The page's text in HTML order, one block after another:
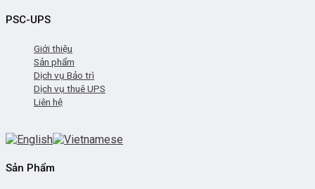
PSC-UPS
Giới thiệu
Sản phẩm
Dịch vụ Bảo trì
Dịch vụ thuê UPS
Liên hệ
Sản Phẩm